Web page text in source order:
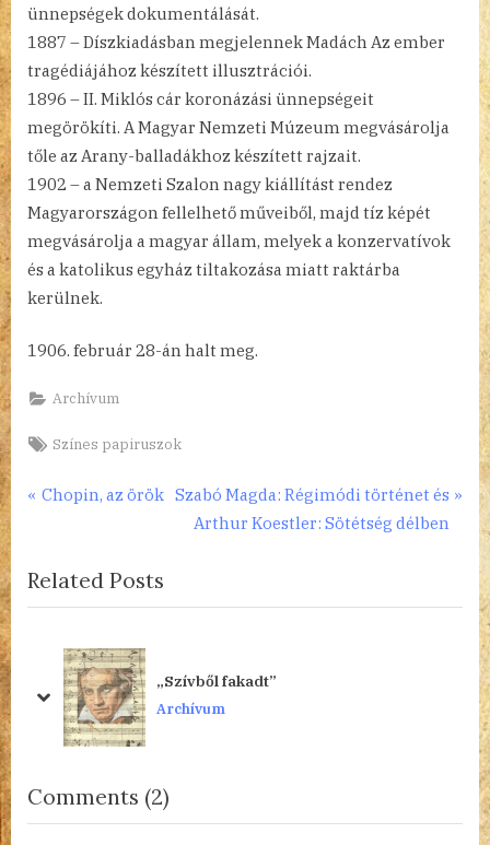
ünnepségek dokumentálását.
1887 – Díszkiadásban megjelennek Madách Az ember
tragédiájához készített illusztrációi.
1896 – II. Miklós cár koronázási ünnepségeit
megörökíti. A Magyar Nemzeti Múzeum megvásárolja
tőle az Arany-balladákhoz készített rajzait.
1902 – a Nemzeti Szalon nagy kiállítást rendez
Magyarországon fellelhető műveiből, majd tíz képét
megvásárolja a magyar állam, melyek a konzervatívok
és a katolikus egyház tiltakozása miatt raktárba
kerülnek.
1906. február 28-án halt meg.
Archívum
Tags:
Színes papiruszok
Bejegyzés
P
v
i
s
t
Chopin, az örök N
P
t
Szabó Magda: Régimódi történet és
Arthur Koestler: Sötétség délben
Related Posts
„Szívből fakadt”
Archívum
prev
next
Comments (2)
“Zichy